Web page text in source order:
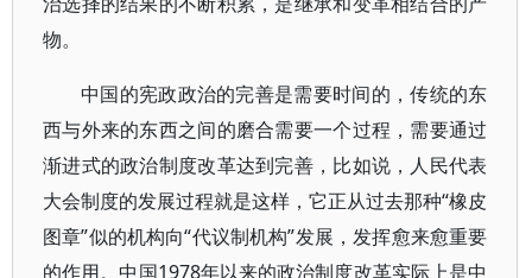
物。
中国的宪政政治的完善是需要时间的，传统的东
西与外来的东西之间的磨合需要一个过程，需要通过
渐进式的政治制度改革达到完善，比如说，人民代表
大会制度的发展过程就是这样，它正从过去那种“橡皮
图章”似的机构向“代议制机构”发展，发挥愈来愈重要
的作用。中国1978年以来的政治制度改革实际上是中